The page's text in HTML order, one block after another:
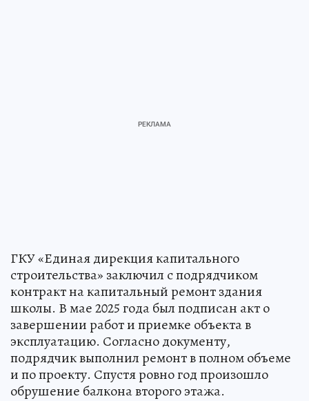
ГКУ «Единая дирекция капитального
строительства» заключил с подрядчиком
контракт на капитальный ремонт здания
школы. В мае 2025 года был подписан акт о
завершении работ и приемке объекта в
эксплуатацию. Согласно документу,
подрядчик выполнил ремонт в полном объеме
и по проекту. Спустя ровно год произошло
обрушение балкона второго этажа.